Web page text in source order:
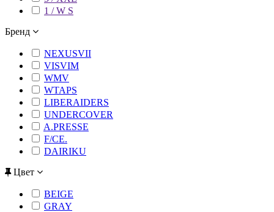
1 / W S
Бренд
NEXUSVII
VISVIM
WMV
WTAPS
LIBERAIDERS
UNDERCOVER
A.PRESSE
F/CE.
DAIRIKU
Цвет
BEIGE
GRAY